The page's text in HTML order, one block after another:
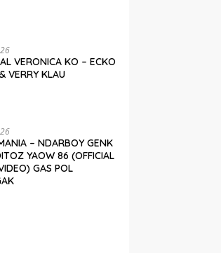
VERONICA KO – ECKO
VERRY KLAU
– NDARBOY GENK
YAOW 86 (OFFICIAL
GAS POL